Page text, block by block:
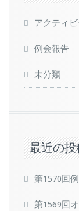
アクティ
例会報告
未分類
最近の投
第1570回
第1569回